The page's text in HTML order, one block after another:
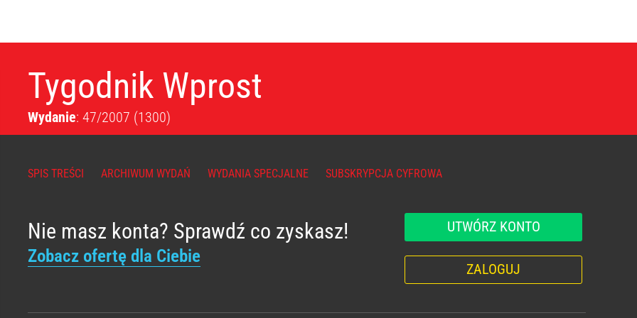
Tygodnik Wprost
Wydanie: 47/2007 (1300)
SPIS TREŚCI ARCHIWUM WYDAŃ WYDANIA SPECJALNE SUBSKRYPCJA CYFROWA
Nie masz konta? Sprawdź co zyskasz!
Zobacz ofertę dla Ciebie
UTWÓRZ KONTO
ZALOGUJ